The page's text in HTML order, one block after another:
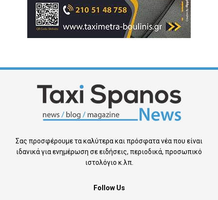
Σας προσφέρουμε τα καλύτερα και πρόσφατα νέα που είναι
ιδανικά για ενημέρωση σε ειδήσεις, περιοδικά, προσωπικό
ιστολόγιο κ.λπ.
Follow Us